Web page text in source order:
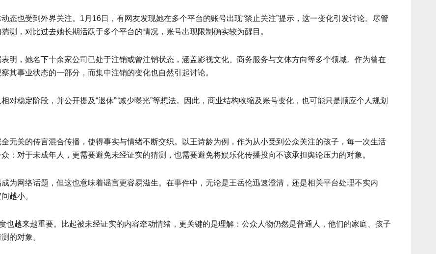
态也受到外界关注。1月16日，有网友发现她在多个平台的账号出现“禁止关注”提示，这一变化引发讨论。尽管
测，对比过去她长期活跃于多个平台的情况，账号出现限制确实较为醒目。
明，她名下十余家公司已处于注销或曾注销状态，涵盖影视文化、商务服务与文体方向等多个领域。作为曾在
其事业状态的一部分，而集中注销的变化也自然引起讨论。
对稳定阶段，并公开提及“退休”“减少曝光”等想法。因此，商业结构收缩及账号变化，也可能只是顺应个人规划
无关的传言混合传播，使得事实与情绪不断交织。以王诗龄为例，作为从小受到公众关注的孩子，每一次生活
：对于未成年人，更需要避免未经证实的猜测，也需要避免将娱乐化传播投向不该承担舆论压力的对象。
为网络话题，但这也意味着谣言更容易滋生。在事件中，无论是王岳伦迅速澄清，还是相关平台处理不实内
越小。
也越来越重要。比起被未经证实的内容牵动情绪，更关键的是理解：公众人物仍然是普通人，他们的家庭、孩子
的对象。